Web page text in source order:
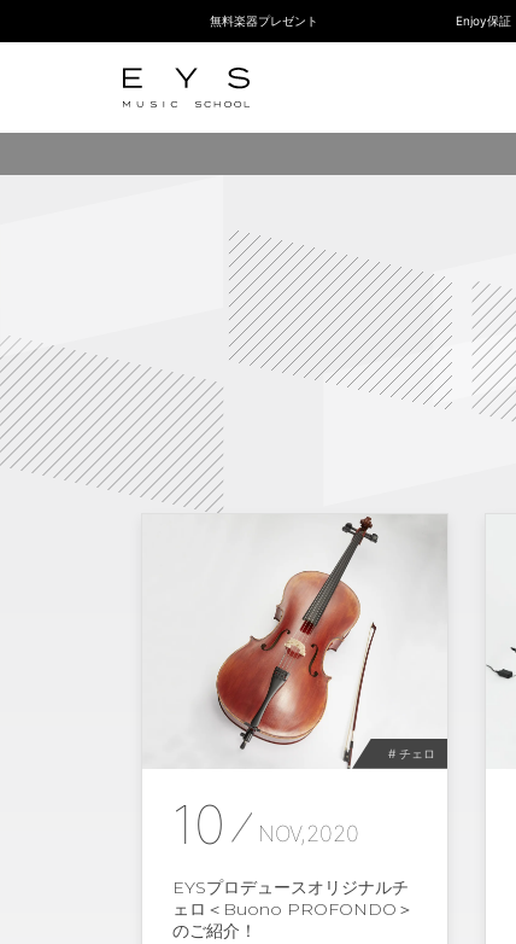
無料楽器プレゼント Enjoy保証
# チェロ
10 NOV,2020
EYSプロデュースオリジナルチ
ェロ＜Buono PROFONDO＞
のご紹介！